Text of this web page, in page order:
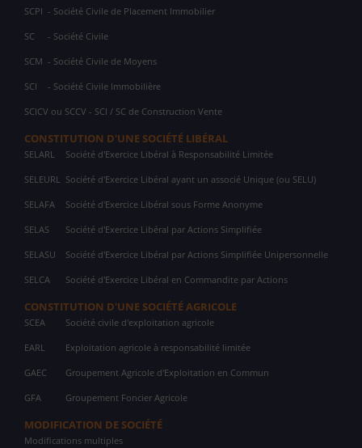
SCPI - Société Civile de Placement Immobilier
SC - Société Civile
SCM - Société Civile de Moyens
SCI - Société Civile Immobilière
SCICV ou SCCV - SCI / SC de Construction Vente
CONSTITUTION D'UNE SOCIÉTÉ LIBÉRAL
SELARL Société d'Exercice Libéral à Responsabilité Limitée
SELEURL Société d'Exercice Libéral ayant un associé Unique (ou SELU)
SELAFA Société d'Exercice Libéral sous Forme Anonyme
SELAS Société d'Exercice Libéral par Actions Simplifiée
SELASU Société d'Exercice Libéral par Actions Simplifiée Unipersonnelle
SELCA Société d'Exercice Libéral en Commandite par Actions
CONSTITUTION D'UNE SOCIÉTÉ AGRICOLE
SCEA Société civile d'exploitation agricole
EARL Exploitation agricole à responsabilité limitée
GAEC Groupement Agricole d'Exploitation en Commun
GFA Groupement Foncier Agricole
MODIFICATION DE SOCIÉTÉ
Modifications multiples